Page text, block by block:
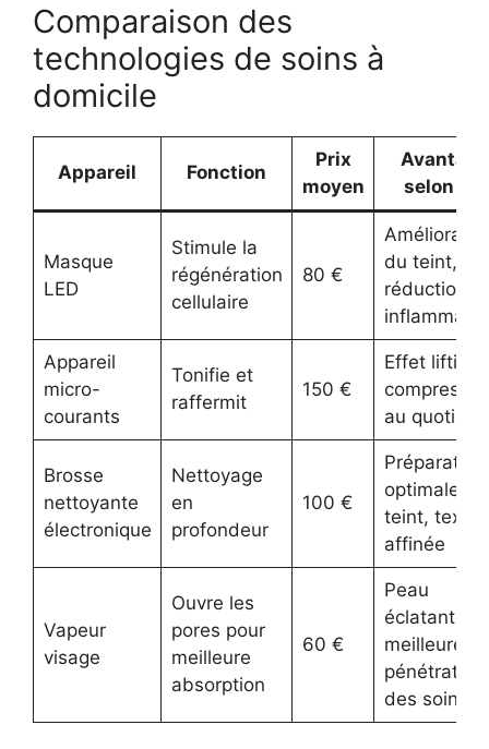
Comparaison des
technologies de soins à
domicile
Appareil Fonction
Prix
moyen
selon
Masque
LED
Stimule la
régénération
cellulaire
80 €
du teint,
réduction
Appareil
micro-
courants
Tonifie et
raffermit
150 €
Effet lifting,
au
Brosse
nettoyante
électronique
Nettoyage
en
profondeur
100 €
Préparation
optimale du
teint,
affinée
Vapeur
visage
Ouvre les
pores pour
meilleure
absorption
60 €
Peau
éclatante,
meilleure
pénétration
des soins